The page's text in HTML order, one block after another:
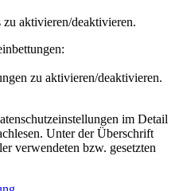
aktivieren/deaktivieren.
zu aktivieren/deaktivieren.
im Detail
Unter der Überschrift
verwendeten bzw. gesetzten